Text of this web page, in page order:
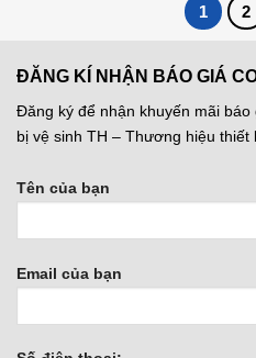
1 2
ĐĂNG KÍ NHẬN BÁO GIÁ
Đăng ký để nhận khuyến mãi
bị vệ sinh TH – Thương hiệu thiết
Tên của bạn
Email của bạn